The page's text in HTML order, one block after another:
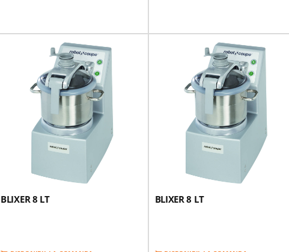
Motor Cu Inductie: Sistem Magnetic De
Siguranta Si Frana De Motor
Contine: Bol Din Otel Inoxidabil
Detasabil; Capac Sigilat Echipat Cu Un
Bol Si O Razatoare; Bol Cu Capacitate
Mare Pentru Lichide;cutit Cu Lama
Zimtata Fin.
Greutate: 24 Kg
Tensiune De Alimentare: 220V/50Hz
Motor Cu Inductie: Sistem Magnetic De
Siguranta Si Frana De Motor
Contine: Bol Din Otel Inoxidabil
Detasabil; Capac Sigilat Echipat Cu Un
Bol Si O Razatoare; Bol Cu Capacitate
Mare Pentru Lichide;cutit Cu Lama
Zimtata Fin.
Greutate: 25 Kg
BLIXER 8 LT BLIXER 8 LT